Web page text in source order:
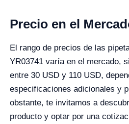
Precio en el
El rango de precios de las
YR03741 varía en el mercado,
entre 30 USD y 110 USD,
especificaciones adicionales y
obstante, te invitamos a
producto y optar por una